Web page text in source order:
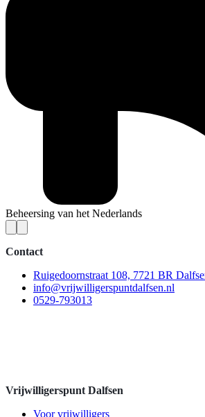
Beheersing van het Nederlands
Contact
Ruigedoornstraat 108, 7721 BR
info@vrijwilligerspuntdalfsen.nl
0529-793013
Vrijwilligerspunt Dalfsen
Voor vrijwilligers